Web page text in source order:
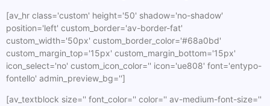
[av_hr class='custom' height='50' shadow='no-shadow'
position='left' custom_border='av-border-fat'
custom_width='50px' custom_border_color='#68a0bd'
custom_margin_top='15px' custom_margin_bottom='15px'
icon_select='no' custom_icon_color='' icon='ue808' font='entypo-
fontello' admin_preview_bg='']
[av_textblock size='' font_color='' color='' av-medium-font-size=''